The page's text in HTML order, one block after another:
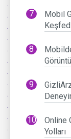
Mobil
Online
Yolları